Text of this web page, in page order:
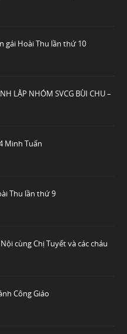
gái Hoài Thu lần thứ 10
LẬP NHÓM SVCG BÙI CHU –
Minh Tuấn
Thu lần thứ 9
cùng Chị Tuyết và các cháu
Công Giáo